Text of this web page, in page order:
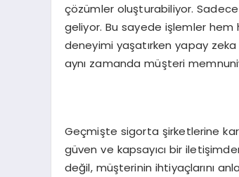
çözümler oluşturabiliyor.
geliyor. Bu sayede işlemler hem
deneyimi yaşatırken yapay
aynı zamanda müşteri
Geçmişte sigorta şirketlerine
güven ve kapsayıcı bir
değil, müşterinin ihtiyaçlarını